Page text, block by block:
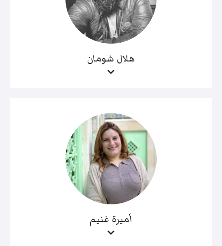
هلال شومان
أميرة غنيم